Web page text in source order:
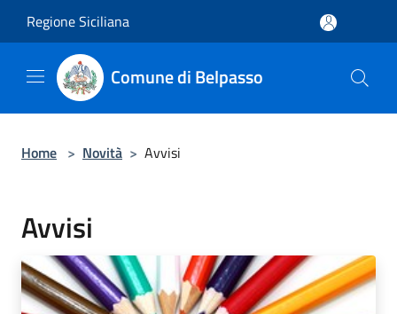
Regione Siciliana
Comune di Belpasso
Home > Novità > Avvisi
Avvisi